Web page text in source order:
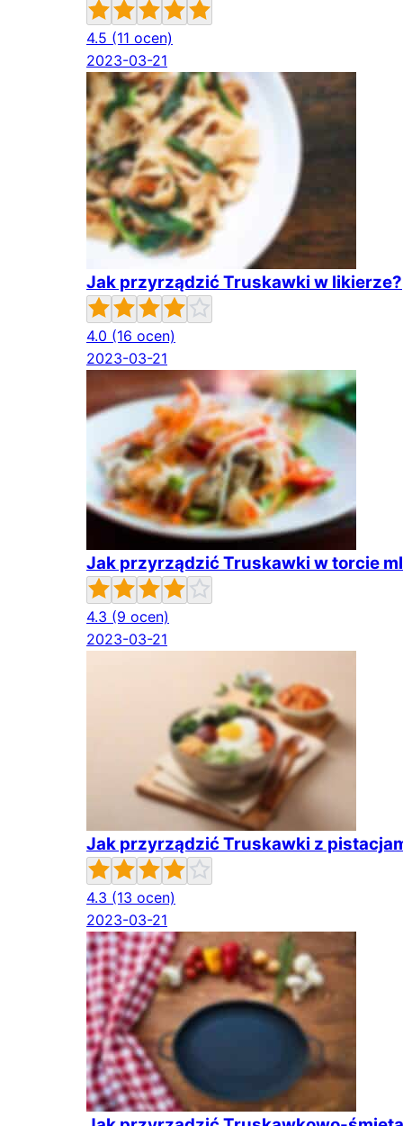
4.5 (11 ocen)
2023-03-21
Jak przyrządzić Truskawki w likierze?
4.0 (16 ocen)
2023-03-21
Jak przyrządzić Truskawki w torcie
4.3 (9 ocen)
2023-03-21
Jak przyrządzić Truskawki z
4.3 (13 ocen)
2023-03-21